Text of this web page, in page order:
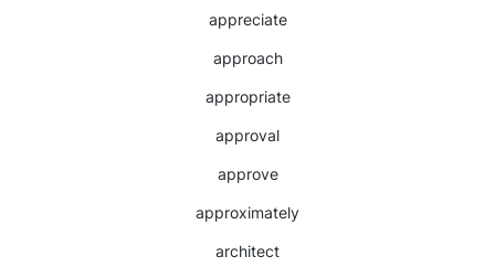
appreciate
approach
appropriate
approval
approve
approximately
architect